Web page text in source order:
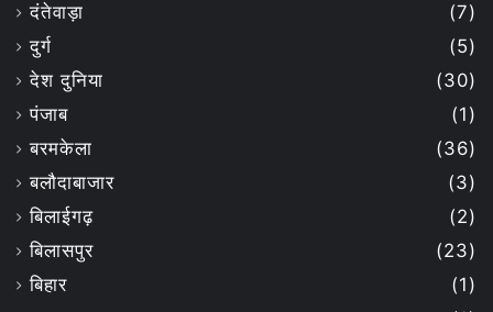
दंतेवाड़ा
(7)
दुर्ग
(5)
देश दुनिया
(30)
पंजाब
(1)
बरमकेला
(36)
बलौदाबाजार
(3)
बिलाईगढ़
(2)
बिलासपुर
(23)
बिहार
(1)